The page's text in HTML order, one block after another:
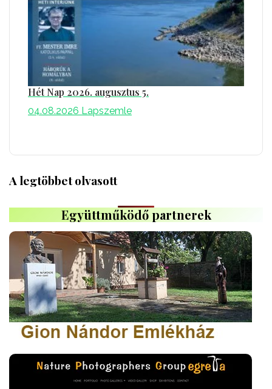
Hét Nap 2026. augusztus 5.
04.08.2026 Lapszemle
A legtöbbet olvasott
Együttműködő partnerek